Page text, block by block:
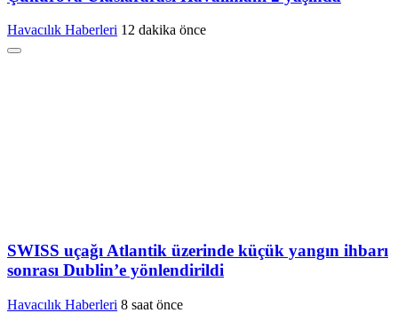
Havacılık Haberleri 12 dakika önce
SWISS uçağı Atlantik üzerinde küçük yangın ihbarı
sonrası Dublin’e yönlendirildi
Havacılık Haberleri 8 saat önce